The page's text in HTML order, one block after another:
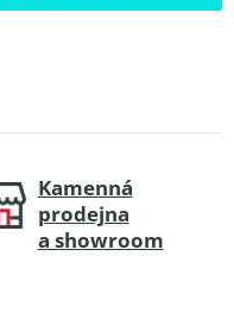
Kamenná
prodejna
a showroom